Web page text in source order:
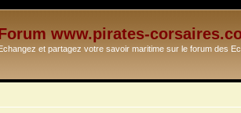
www.pirates-
et partagez votre savoir maritime sur le forum des